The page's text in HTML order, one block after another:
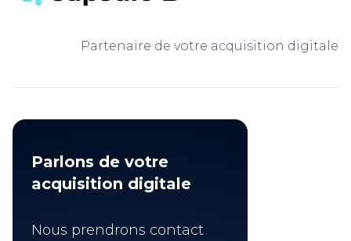
Partenaire de votre acquisition digitale
Parlons de votre
acquisition digitale
Nous prendrons contact